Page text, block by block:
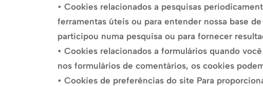
• Cookies relacionados a pesquisas
ferramentas úteis ou para entender nossa base
participou numa pesquisa ou para fornecer
• Cookies relacionados a formulários quando
nos formulários de comentários, os cookies
• Cookies de preferências do site Para